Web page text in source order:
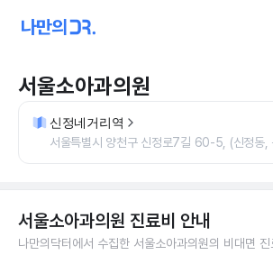
서울소아과의원
신정네거리역
서울특별시 양천구 신정로7길 60-5, (신정동,
서울소아과의원 진료비 안내
나만의닥터에서 수집한 서울소아과의원의 비대면 진